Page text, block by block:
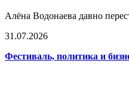
Алёна Водонаева давно
31.07.2026
Фестиваль, политика и